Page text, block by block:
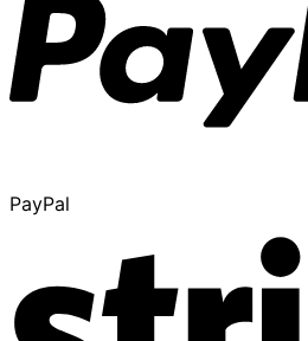
PayPal